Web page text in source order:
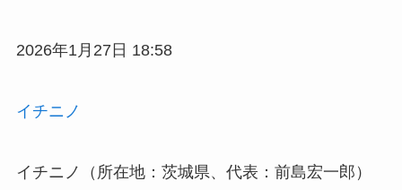
2026年1月27日 18:58
イチニノ
イチニノ（所在地：茨城県、代表：前島宏一郎）